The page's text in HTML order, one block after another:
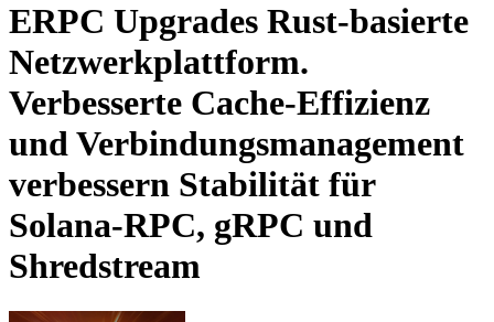
ERPC Upgrades Rust-basierte
Netzwerkplattform.
Verbesserte Cache-Effizienz
und Verbindungsmanagement
verbessern Stabilität für
Solana-RPC, gRPC und
Shredstream